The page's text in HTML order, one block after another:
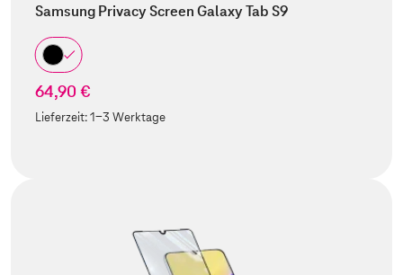
Samsung Privacy Screen Galaxy Tab S9
64,90 €
Lieferzeit:1-3 Werktage